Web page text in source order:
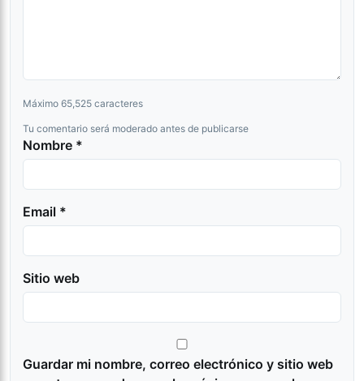
Máximo 65,525 caracteres
Tu comentario será moderado antes de publicarse
Nombre *
Email *
Sitio web
Guardar mi nombre, correo electrónico y sitio web